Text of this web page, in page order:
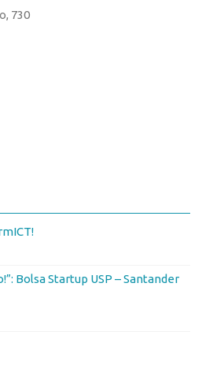
730
Bolsa Startup USP – Santander